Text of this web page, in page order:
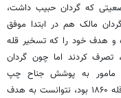
که گردان حبیب داشت،
مالک هم در ابتدا موفق
و هدف خود را که تسخیر قله
بود، تصرف کردند اما چون گردان
مامور به پوشش جناح چپ
مالک در قله ۱۸۶۰ بود، نتوانست به هدف